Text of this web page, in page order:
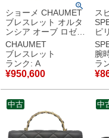
ショーメ CHAUMET
ブレスレット オルタ
ンシア オーブ ロゼ
ピンク×ピンクゴール
ド ピンク 750 PG ダ
イヤ サファイア オパ
ール エンジェルスキ
ン 【中古】中古美品
CHAUMET
ブレスレット
ランク: A
¥950,600
ス
ピ
ラ
ド
自
【
腕
ラ
¥
中古 中